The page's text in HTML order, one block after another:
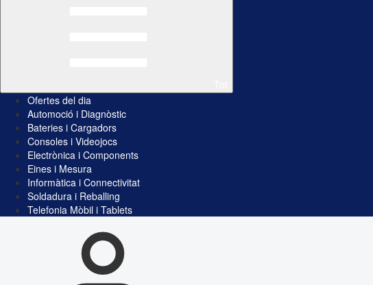
Ofertes del dia
Automoció i Diagnòstic
Bateries i Cargadors
Consoles i Videojocs
Electrònica i Components
Eines i Mesura
Informàtica i Connectivitat
Soldadura i Reballing
Telefonia Mòbil i Tablets